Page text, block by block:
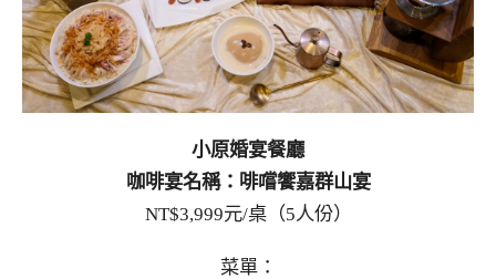
小原婚宴餐廳
咖啡宴名稱：啡嚐饗嘉群山宴
NT$3,999元/桌（5人份）
菜單：